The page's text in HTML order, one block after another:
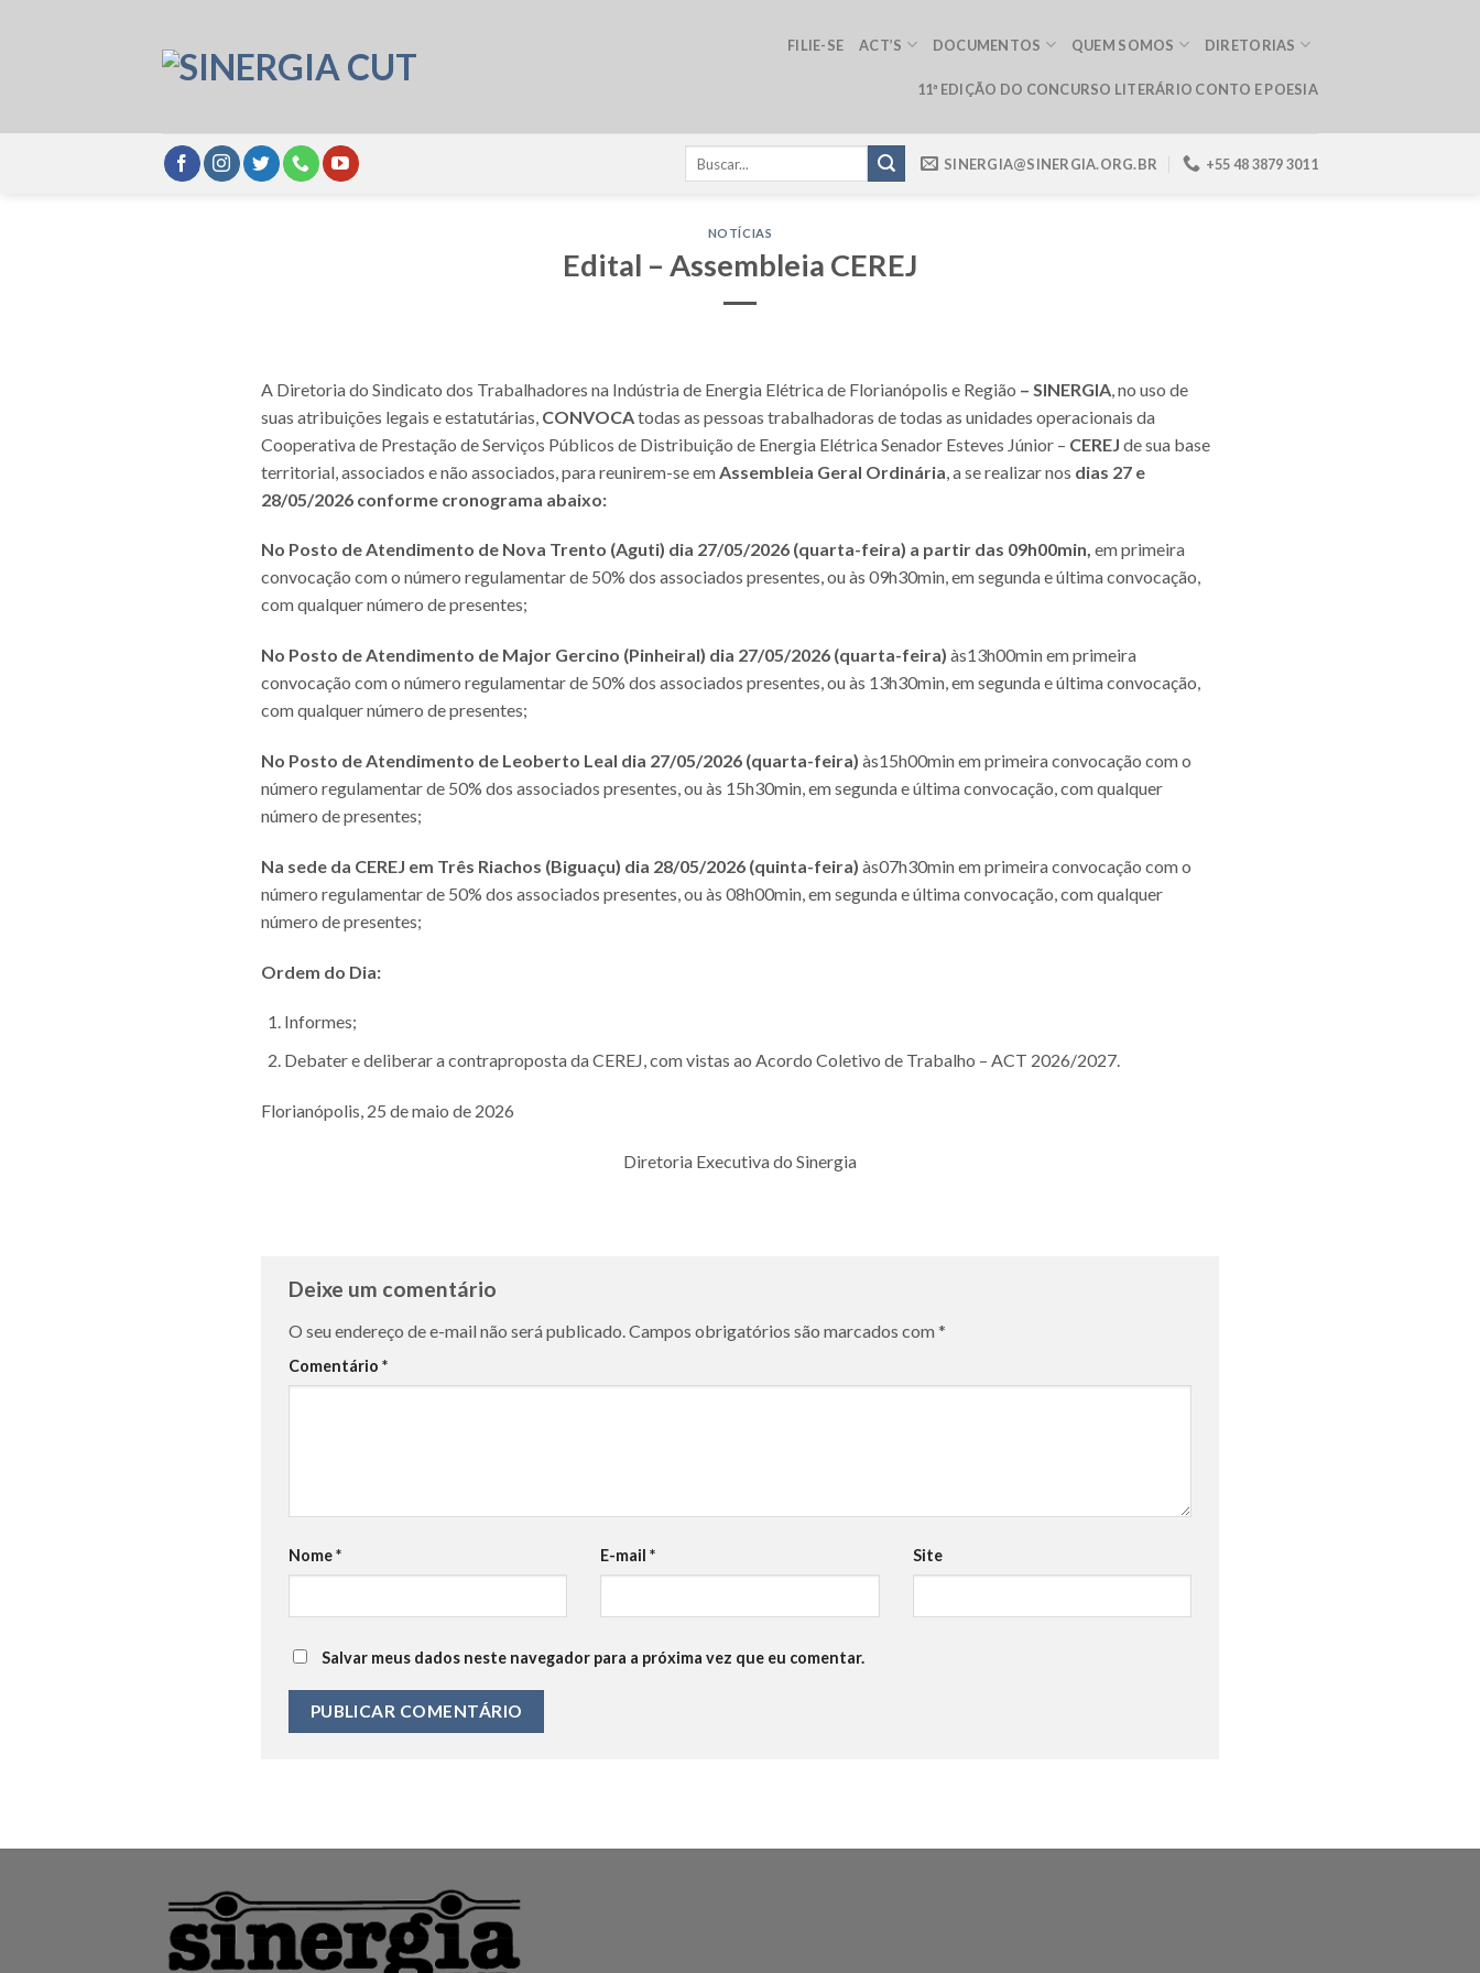
FILIE-SE ACT’S DOCUMENTOS QUEM SOMOS DIRETORIAS
11ª EDIÇÃO DO CONCURSO LITERÁRIO CONTO E POESIA
SINERGIA@SINERGIA.ORG.BR +55 48 3879 3011
NOTÍCIAS
Edital – Assembleia CEREJ
A Diretoria do Sindicato dos Trabalhadores na Indústria de Energia Elétrica de Florianópolis e Região – SINERGIA , no uso de
suas atribuições legais e estatutárias, CONVOCAtodas as pessoas trabalhadoras de todas as unidades operacionais da
Cooperativa de Prestação de Serviços Públicos de Distribuição de Energia Elétrica Senador Esteves Júnior – CEREJ de sua base
territorial, associados e não associados, para reunirem-se em Assembleia Geral Ordinária , a se realizar nos dias 27 e
28/05/2026 conforme cronograma abaixo:
No Posto de Atendimento de Nova Trento (Aguti) dia 27/05/2026 (quarta-feira) a partir das 09h00min, em primeira
convocação com o número regulamentar de 50% dos associados presentes, ou às 09h30min, em segunda e última convocação,
com qualquer número de presentes;
No Posto de Atendimento de Major Gercino (Pinheiral) dia 27/05/2026 (quarta-feira) às13h00min em primeira
convocação com o número regulamentar de 50% dos associados presentes, ou às 13h30min, em segunda e última convocação,
com qualquer número de presentes;
No Posto de Atendimento de Leoberto Leal dia 27/05/2026 (quarta-feira) às15h00min em primeira convocação com o
número regulamentar de 50% dos associados presentes, ou às 15h30min, em segunda e última convocação, com qualquer
número de presentes;
Na sede da CEREJ em Três Riachos (Biguaçu) dia 28/05/2026 (quinta-feira) às07h30min em primeira convocação com o
número regulamentar de 50% dos associados presentes, ou às 08h00min, em segunda e última convocação, com qualquer
número de presentes;
Ordem do Dia:
Informes;
Debater e deliberar a contraproposta da CEREJ, com vistas ao Acordo Coletivo de Trabalho – ACT 2026/2027.
Florianópolis, 25 de maio de 2026
Diretoria Executiva do Sinergia
Deixe um comentário
O seu endereço de e-mail não será publicado.Campos obrigatórios são marcados com *
Comentário *
Nome* E-mail* Site
Salvar meus dados neste navegador para a próxima vez que eu comentar.